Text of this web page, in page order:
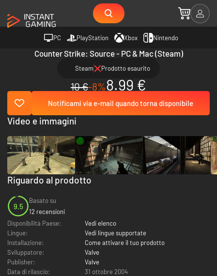
PC PlayStation Xbox Nintendo
Counter Strike: Source - PC & Mac (Steam)
Steam Prodotto esaurito
10 €-8%8.99 €
Notificami via e-mail quando torna disponibile
Riguardo al prodotto
9.5
Basato su
12 recensioni
Disponibilità Paese:
Vedi elenco
Lingue:
Vedi lingue supportate
Installazione:
Come attivare il tuo prodotto
Sviluppatore:
Valve
Publisher:
Valve
Data di rilascio:
31 ottobre 2004
Video e immagini